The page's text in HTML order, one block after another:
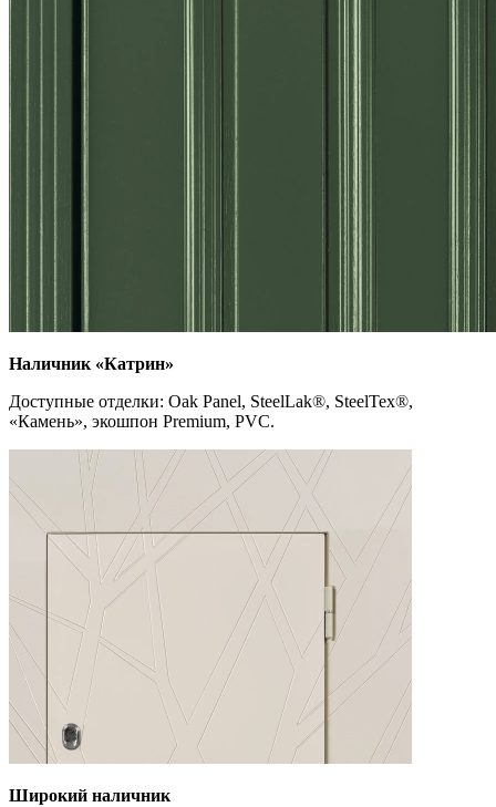
Наличник «Катрин»
Доступные отделки: Oak Panel, SteelLak®, SteelTex®,
«Камень», экошпон Premium, PVC.
Широкий наличник